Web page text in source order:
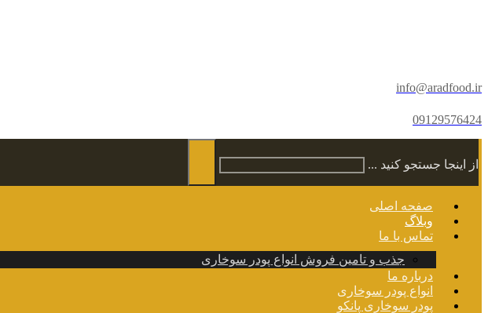
info@aradfood.ir
09129576424
از اینجا جستجو کنید ...
صفحه اصلی
وبلاگ
تماس با ما
جذب و تامین فروش انواع پودر سوخاری
درباره ما
انواع پودر سوخاری
پودر سوخاری پانکو